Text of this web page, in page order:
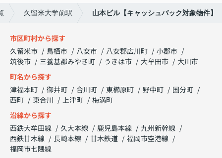
久留米大学前駅 山本ビル【キャッシュバック対象物件】
市区町村から探す
久留米市
鳥栖市 八女市 八女郡広川町
小郡市
筑後市
三養基郡みやき町 うきは市 大牟田市
大川市
町名から探す
津福本町
御井町 合川町 東櫛原町 野中町
国分町
西町
東合川 上津町
梅満町
沿線から探す
西鉄大牟田線
久大本線 鹿児島本線
九州新幹線
西鉄甘木線
長崎本線 甘木鉄道
福岡市空港線
福岡市七隈線